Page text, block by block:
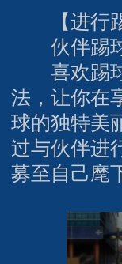
【进行
伙伴踢
喜欢踢球
法，让你在
球的独特美
过与伙伴进
募至自己麾